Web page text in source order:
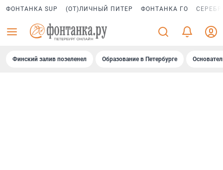
ФОНТАНКА SUP (ОТ)ЛИЧНЫЙ ПИТЕР ФОНТАНКА ГО
Финский залив позеленел Образование в Петербурге